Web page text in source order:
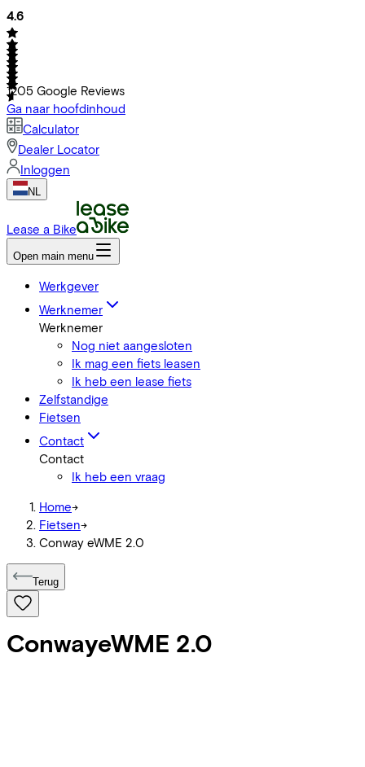
4.6
1205 Google Reviews
Ga naar hoofdinhoud
Calculator
Dealer Locator
Inloggen
NL
Lease a Bike
Open main menu
Werkgever
Werknemer
Werknemer
Nog niet aangesloten
Ik mag een fiets leasen
Ik heb een lease fiets
Zelfstandige
Fietsen
Contact
Contact
Ik heb een vraag
Home->
Fietsen->
Conway eWME 2.0
Terug
ConwayeWME 2.0